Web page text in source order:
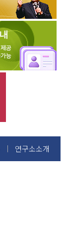
연구소소개